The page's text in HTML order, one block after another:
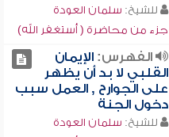
للشيخ: سلمان العودة
جزء من محاضرة ( أستغفر الله)
الفهرس:الإيمان
القلبي لا بد أن يظهر
على الجوارح , العمل سبب
دخول الجنة
للشيخ: سلمان العودة